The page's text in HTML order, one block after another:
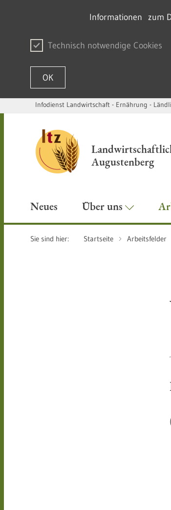
Informationen zum
Technisch notwendige Cookies
OK
Zum Inhalt springen
Infodienst Landwirtschaft - Ernährung -
Augustenberg
Neues Über uns
Sie sind hier: Startseite Arbeitsfelder